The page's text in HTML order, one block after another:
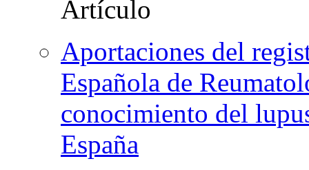
Aportaciones del
Española de
conocimiento del
España